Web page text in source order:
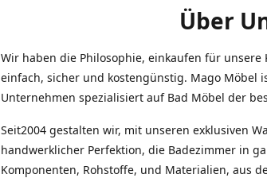
Über
Wir haben die Philosophie, einkaufen für unsere
einfach, sicher und kostengünstig. Mago Möbel
Unternehmen spezialisiert auf Bad Möbel der
Seit2004 gestalten wir, mit unseren exklusiven
handwerklicher Perfektion, die Badezimmer in
Komponenten, Rohstoffe, und Materialien, aus